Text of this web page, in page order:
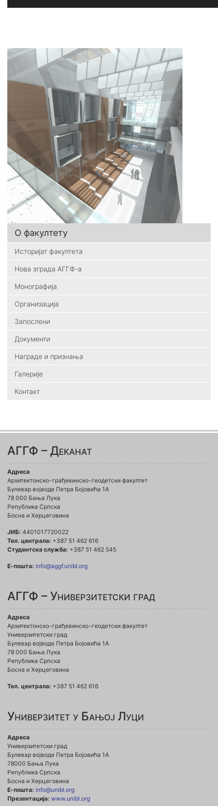
О факултету
Историјат факултета
Нова зграда АГГФ-а
Монографија
Организација
Запослени
Документи
Награде и признања
Галерије
Контакт
АГГФ – Деканат
Адреса
Архитектонско-грађевинско-геодетски факултет
Булевар војводе Петра Бојовића 1A
78 000 Бања Лука
Република Српска
Босна и Херцеговина
ЈИБ: 4401017720022
Тел. централа: +387 51 462 616
Студентска служба: +387 51 462 545
Е-пошта: info@aggf.unibl.org
АГГФ – Универзитетски град
Адреса
Архитектонско-грађевинско-геодетски факултет
Универзитетски град
Булевар војводе Петра Бојовића 1A
78 000 Бања Лука
Република Српска
Босна и Херцеговина
Тел. централа: +387 51 462 616
Универзитет у Бањој Луци
Адреса
Универзитетски град
Булевар војводе Петра Бојовића 1А
78000 Бања Лука
Република Српска
Босна и Херцеговина
Е-пошта: info@unibl.org
Презентација: www.unibl.org